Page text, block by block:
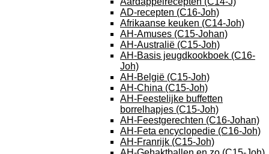
AD-recepten (C16-Joh)
Afrikaanse keuken (C14-Joh)
AH-Amuses (C15-Johan)
AH-Australië (C15-Joh)
AH-Basis jeugdkookboek (C16-
Joh)
AH-België (C15-Joh)
AH-China (C15-Joh)
AH-Feestelijke buffetten
borrelhapjes (C15-Joh)
AH-Feestgerechten (C16-Johan)
AH-Feta encyclopedie (C16-Joh)
AH-Franrijk (C15-Joh)